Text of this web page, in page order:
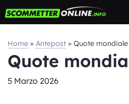
al
Home » Antepost » Quote
Quote
5 Marzo 2026